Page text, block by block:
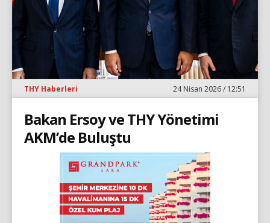
THY Haberleri 24 Nisan 2026 / 12:51
Bakan Ersoy ve THY Yönetimi
AKM’de Buluştu